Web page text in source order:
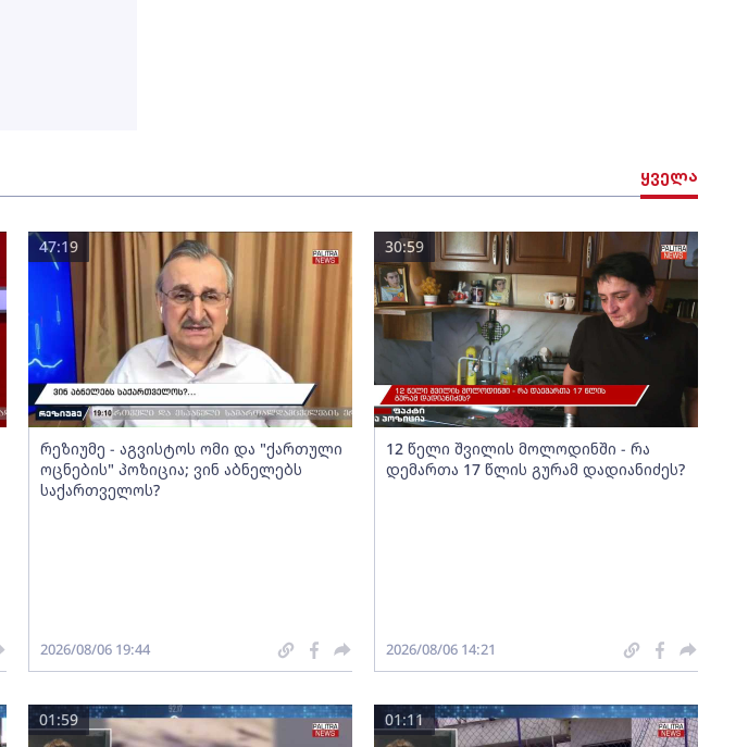
ყველა
რეზიუმე - აგვისტოს ომი და "ქართული
ოცნების" პოზიცია; ვინ აბნელებს
საქართველოს?
47:19
2026/08/06 19:44
12 წელი შვილის მოლოდინში - რა
დემართა 17 წლის გურამ დადიანიძეს?
30:59
2026/08/06 14:21
01:59 01:11